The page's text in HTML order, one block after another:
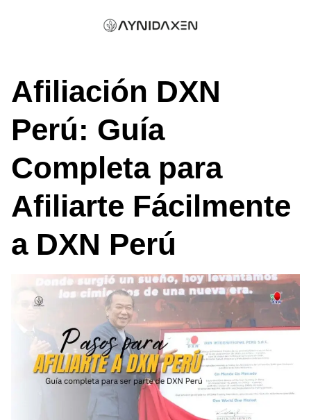
Afiliación DXN
Perú: Guía
Completa para
Afiliarte Fácilmente
a DXN Perú